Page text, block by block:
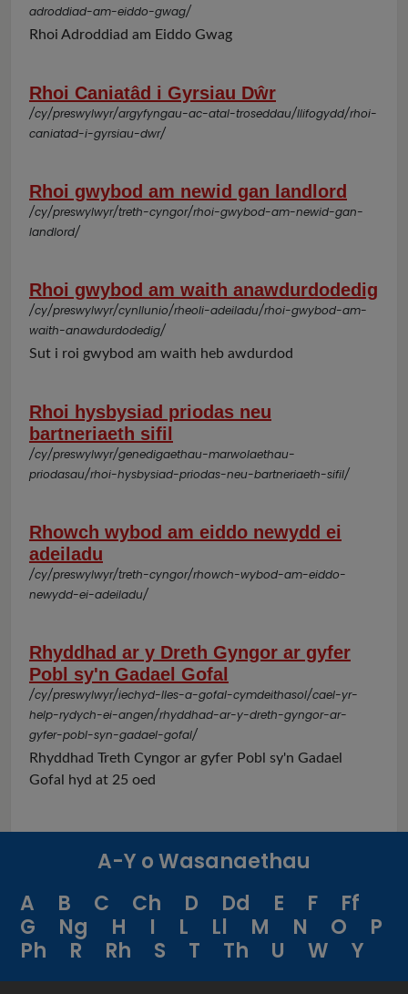
adroddiad-am-eiddo-gwag/
Rhoi Adroddiad am Eiddo Gwag
Rhoi Caniatâd i Gyrsiau Dŵr
/cy/preswylwyr/argyfyngau-ac-atal-troseddau/llifogydd/rhoi-
caniatad-i-gyrsiau-dwr/
Rhoi gwybod am newid gan landlord
/cy/preswylwyr/treth-cyngor/rhoi-gwybod-am-newid-gan-
landlord/
Rhoi gwybod am waith anawdurdodedig
/cy/preswylwyr/cynllunio/rheoli-adeiladu/rhoi-gwybod-am-
waith-anawdurdodedig/
Sut i roi gwybod am waith heb awdurdod
Rhoi hysbysiad priodas neu
bartneriaeth sifil
/cy/preswylwyr/genedigaethau-marwolaethau-
priodasau/rhoi-hysbysiad-priodas-neu-bartneriaeth-sifil/
Rhowch wybod am eiddo newydd ei
adeiladu
/cy/preswylwyr/treth-cyngor/rhowch-wybod-am-eiddo-
newydd-ei-adeiladu/
Rhyddhad ar y Dreth Gyngor ar gyfer
Pobl sy'n Gadael Gofal
/cy/preswylwyr/iechyd-lles-a-gofal-cymdeithasol/cael-yr-
help-rydych-ei-angen/rhyddhad-ar-y-dreth-gyngor-ar-
gyfer-pobl-syn-gadael-gofal/
Rhyddhad Treth Cyngor ar gyfer Pobl sy'n Gadael
Gofal hyd at 25 oed
A-Y o Wasanaethau
A
B C Ch D Dd E F
Ff
G
Ng H I L Ll M N O
P
Ph
R Rh S T Th U W Y